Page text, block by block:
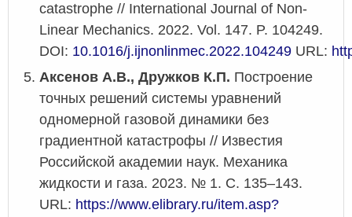
catastrophe // International Journal of Non-
Linear Mechanics. 2022. Vol. 147. P. 104249.
DOI: 10.1016/j.ijnonlinmec.2022.104249 URL:
Аксенов А.В., Дружков К.П. Построение
точных решений системы уравнений
одномерной газовой динамики без
градиентной катастрофы // Известия
Российской академии наук. Механика
жидкости и газа. 2023. № 1. С. 135–143.
URL: https://www.elibrary.ru/item.asp?